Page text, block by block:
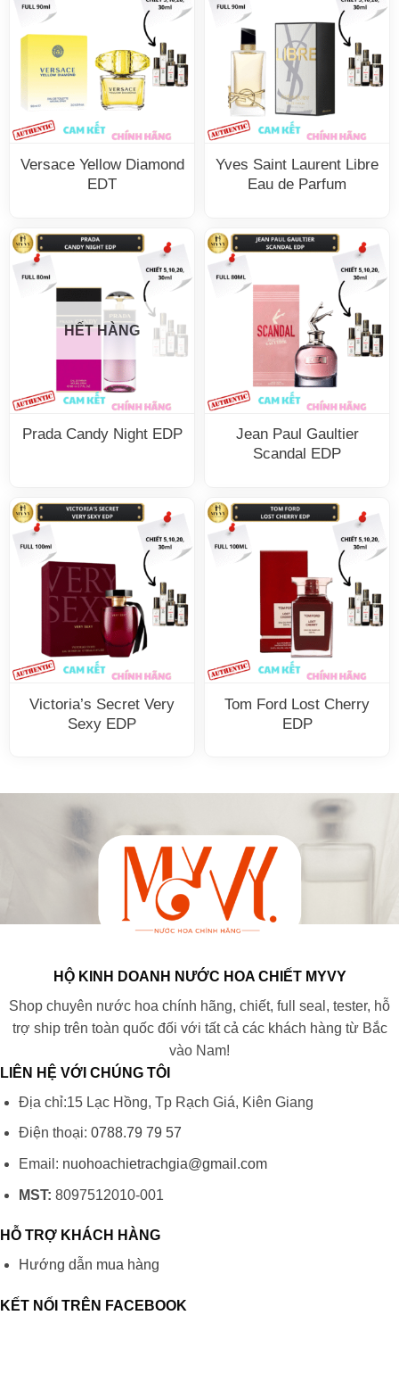
Versace Yellow Diamond
EDT
Yves Saint Laurent Libre
Eau de Parfum
HẾT HÀNG
Prada Candy Night EDP
Jean Paul Gaultier
Scandal EDP
Victoria’s Secret Very
Sexy EDP
Tom Ford Lost Cherry
EDP
HỘ KINH DOANH NƯỚC HOA CHIẾT MYVY
Shop chuyên nước hoa chính hãng, chiết, full seal, tester, hỗ
trợ ship trên toàn quốc đối với tất cả các khách hàng từ Bắc
vào Nam!
LIÊN HỆ VỚI CHÚNG TÔI
Địa chỉ:15 Lạc Hồng, Tp Rạch Giá, Kiên Giang
Điện thoại: 0788.79 79 57
Email: nuohoachietrachgia@gmail.com
MST: 8097512010-001
HỖ TRỢ KHÁCH HÀNG
Hướng dẫn mua hàng
KẾT NỐI TRÊN FACEBOOK